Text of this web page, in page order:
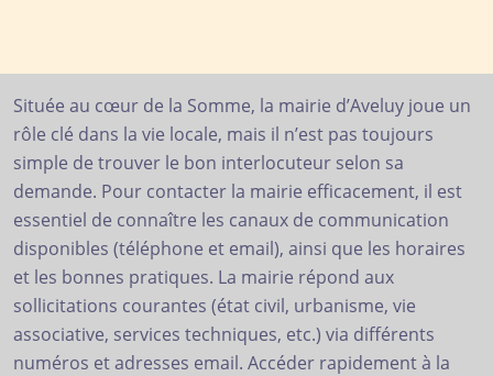
Située au cœur de la Somme, la mairie d’Aveluy joue un
rôle clé dans la vie locale, mais il n’est pas toujours
simple de trouver le bon interlocuteur selon sa
demande. Pour contacter la mairie efficacement, il est
essentiel de connaître les canaux de communication
disponibles (téléphone et email), ainsi que les horaires
et les bonnes pratiques. La mairie répond aux
sollicitations courantes (état civil, urbanisme, vie
associative, services techniques, etc.) via différents
numéros et adresses email. Accéder rapidement à la